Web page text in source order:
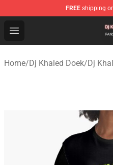
FREE shipping
Open menu
Dj Khaled Shop -
Home/Dj Khaled Doek/Dj